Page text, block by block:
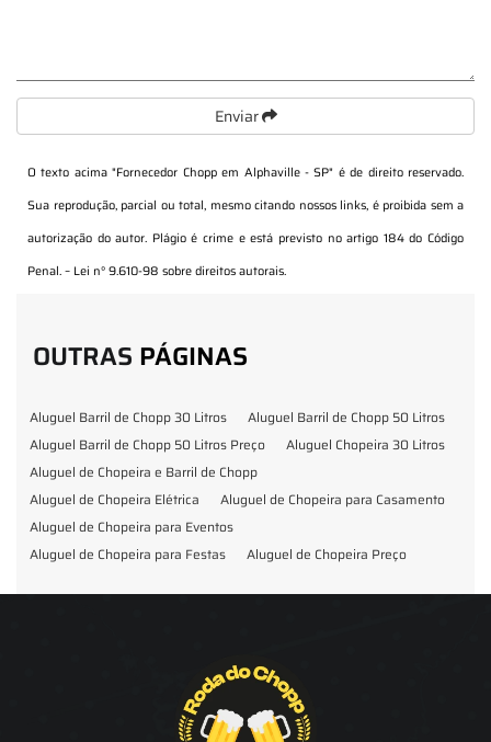
Enviar
O texto acima "Fornecedor Chopp em Alphaville - SP" é de direito reservado.
Sua reprodução, parcial ou total, mesmo citando nossos links, é proibida sem a
autorização do autor. Plágio é crime e está previsto no artigo 184 do Código
Penal. – Lei n° 9.610-98 sobre direitos autorais.
OUTRAS PÁGINAS
Aluguel Barril de Chopp 30 Litros
Aluguel Barril de Chopp 50 Litros
Aluguel Barril de Chopp 50 Litros Preço
Aluguel Chopeira 30 Litros
Aluguel de Chopeira e Barril de Chopp
Aluguel de Chopeira Elétrica
Aluguel de Chopeira para Casamento
Aluguel de Chopeira para Eventos
Aluguel de Chopeira para Festas
Aluguel de Chopeira Preço
Chopp Festas e Eventos
Chopp Pilsen
Fornecedor Barril de Chopp
Fornecedor de Barril de Chopp